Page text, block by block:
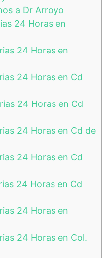
a Dr Arroyo
24 Horas en
24 Horas en
24 Horas en Cd
24 Horas en Cd
24 Horas en Cd de
24 Horas en Cd
24 Horas en Cd
24 Horas en
24 Horas en Col.